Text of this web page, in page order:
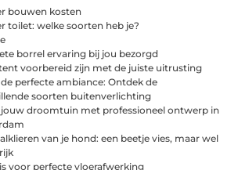
bouwen kosten
toilet: welke soorten heb je?
borrel ervaring bij jou bezorgd
voorbereid zijn met de juiste uitrusting
perfecte ambiance: Ontdek de
soorten buitenverlichting
jouw droomtuin met professioneel ontwerp in
van je hond: een beetje vies, maar wel
voor perfecte vloerafwerking